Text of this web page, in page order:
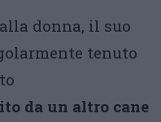
donna, il suo
tenuto
da un altro cane